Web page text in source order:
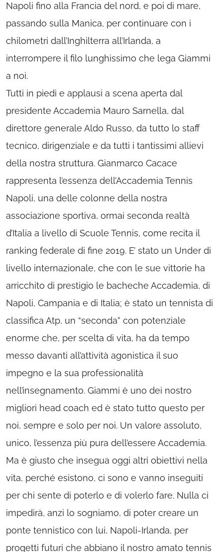
Napoli fino alla Francia del nord, e poi di mare,
passando sulla Manica, per continuare con i
chilometri dall’Inghilterra all’Irlanda, a
interrompere il filo lunghissimo che lega Giammi
a noi.
Tutti in piedi e applausi a scena aperta dal
presidente Accademia Mauro Sarnella, dal
direttore generale Aldo Russo, da tutto lo staff
tecnico, dirigenziale e da tutti i tantissimi allievi
della nostra struttura. Gianmarco Cacace
rappresenta l’essenza dell’Accademia Tennis
Napoli, una delle colonne della nostra
associazione sportiva, ormai seconda realtà
d’Italia a livello di Scuole Tennis, come recita il
ranking federale di fine 2019. E’ stato un Under di
livello internazionale, che con le sue vittorie ha
arricchito di prestigio le bacheche Accademia, di
Napoli, Campania e di Italia; è stato un tennista di
classifica Atp, un “seconda” con potenziale
enorme che, per scelta di vita, ha da tempo
messo davanti all’attività agonistica il suo
impegno e la sua professionalità
nell’insegnamento. Giammi è uno dei nostro
migliori head coach ed è stato tutto questo per
noi, sempre e solo per noi. Un valore assoluto,
unico, l’essenza più pura dell’essere Accademia.
Ma è giusto che insegua oggi altri obiettivi nella
vita, perché esistono, ci sono e vanno inseguiti
per chi sente di poterlo e di volerlo fare. Nulla ci
impedirà, anzi lo sogniamo, di poter creare un
ponte tennistico con lui, Napoli-Irlanda, per
progetti futuri che abbiano il nostro amato tennis